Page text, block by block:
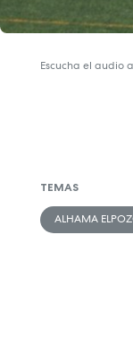
Escucha el audio
TEMAS
ALHAMA